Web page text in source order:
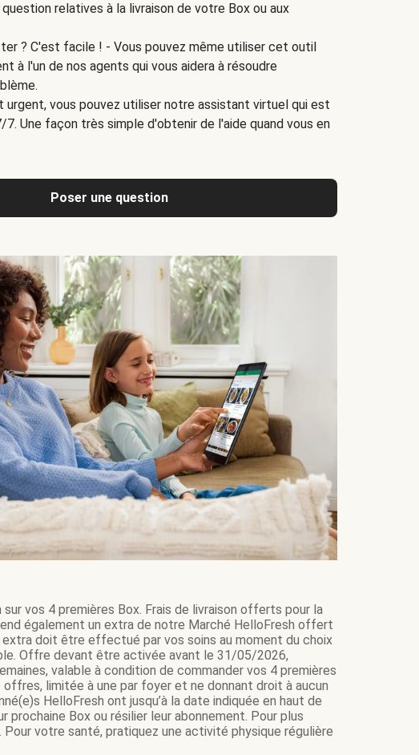
relatives à la livraison de votre Box ou aux
? C'est facile ! - Vous pouvez même utiliser cet outil
à l'un de nos agents qui vous aidera à résoudre
urgent, vous pouvez utiliser notre assistant virtuel qui est
Une façon très simple d'obtenir de l'aide quand vous en
Poser une question
vos 4 premières Box. Frais de livraison offerts pour la
également un extra de notre Marché HelloFresh offert
extra doit être effectué par vos soins au moment du choix
Offre devant être activée avant le 31/05/2026,
valable à condition de commander vos 4 premières
limitée à une par foyer et ne donnant droit à aucun
HelloFresh ont jusqu’à la date indiquée en haut de
prochaine Box ou résilier leur abonnement. Pour plus
votre santé, pratiquez une activité physique régulière